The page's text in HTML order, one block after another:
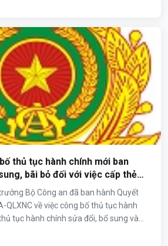
hạn tạm trú, giấy phép xuất nhập
trú của người nước ngoài, góp phần
chính, đáp ứng yêu cầu chuyển đổi
thủ tục hành chính mới ban
bãi bỏ đối với việc cấp thẻ
xuất, nhập cảnh thuộc phạm vi,
nước của Bộ Công an
Bộ Công an đã ban hành Quyết
QLXNC về việc công bố thủ tục hành
tục hành chính sửa đổi, bổ sung và